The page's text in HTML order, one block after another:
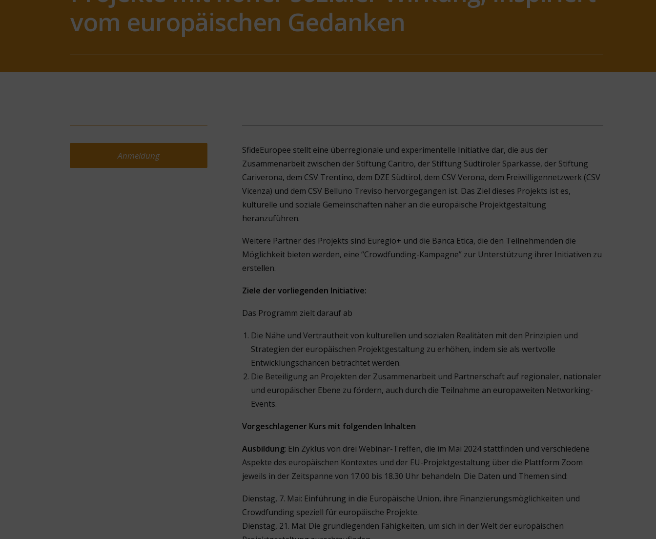
vom europäischen Gedanken
Anmeldung
SfideEuropee stellt eine überregionale und experimentelle Initiative dar, die aus der
Zusammenarbeit zwischen der Stiftung Caritro, der Stiftung Südtiroler Sparkasse, der Stiftung
Cariverona, dem CSV Trentino, dem DZE Südtirol, dem CSV Verona, dem Freiwilligennetzwerk (CSV
Vicenza) und dem CSV Belluno Treviso hervorgegangen ist. Das Ziel dieses Projekts ist es,
kulturelle und soziale Gemeinschaften näher an die europäische Projektgestaltung
heranzuführen.
Weitere Partner des Projekts sind Euregio+ und die Banca Etica, die den Teilnehmenden die
Möglichkeit bieten werden, eine “Crowdfunding-Kampagne” zur Unterstützung ihrer Initiativen zu
erstellen.
Ziele der vorliegenden Initiative:
Das Programm zielt darauf ab
Die Nähe und Vertrautheit von kulturellen und sozialen Realitäten mit den Prinzipien und
Strategien der europäischen Projektgestaltung zu erhöhen, indem sie als wertvolle
Entwicklungschancen betrachtet werden.
Die Beteiligung an Projekten der Zusammenarbeit und Partnerschaft auf regionaler, nationaler
und europäischer Ebene zu fördern, auch durch die Teilnahme an europaweiten Networking-
Events.
Vorgeschlagener Kurs mit folgenden Inhalten
Ausbildung: Ein Zyklus von drei Webinar-Treffen, die im Mai 2024 stattfinden und verschiedene
Aspekte des europäischen Kontextes und der EU-Projektgestaltung über die Plattform Zoom
jeweils in der Zeitspanne von 17.00 bis 18.30 Uhr behandeln. Die Daten und Themen sind:
Dienstag, 7. Mai: Einführung in die Europäische Union, ihre Finanzierungsmöglichkeiten und
Crowdfunding speziell für europäische Projekte.
Dienstag, 21. Mai: Die grundlegenden Fähigkeiten, um sich in der Welt der europäischen